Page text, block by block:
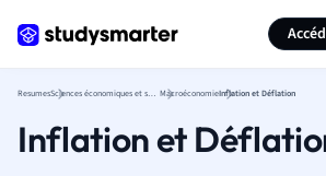
Resumes Sciences économiques et sociales MacroéconomieInflation et Déflation
Inflation et